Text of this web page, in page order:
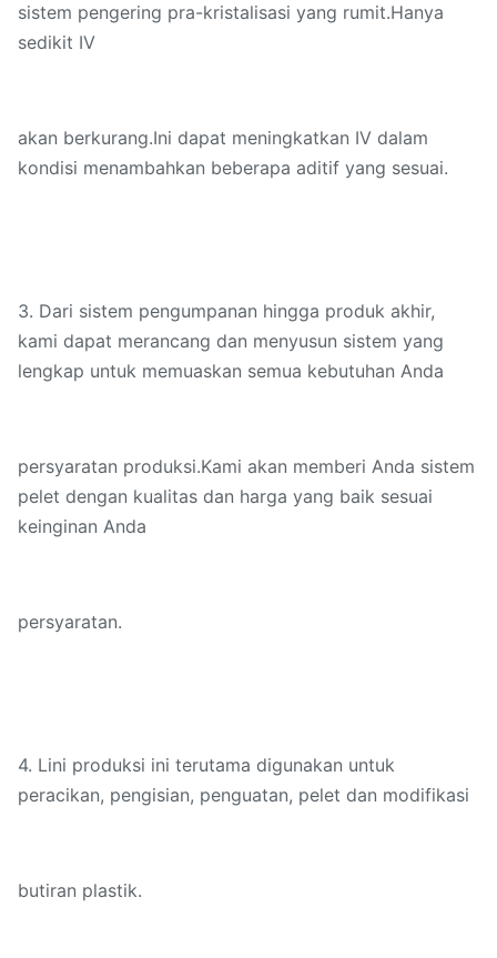
sistem pengering pra-kristalisasi yang rumit.Hanya
sedikit IV
akan berkurang.Ini dapat meningkatkan IV dalam
kondisi menambahkan beberapa aditif yang sesuai.
3. Dari sistem pengumpanan hingga produk akhir,
kami dapat merancang dan menyusun sistem yang
lengkap untuk memuaskan semua kebutuhan Anda
persyaratan produksi.Kami akan memberi Anda sistem
pelet dengan kualitas dan harga yang baik sesuai
keinginan Anda
persyaratan.
4. Lini produksi ini terutama digunakan untuk
peracikan, pengisian, penguatan, pelet dan modifikasi
butiran plastik.